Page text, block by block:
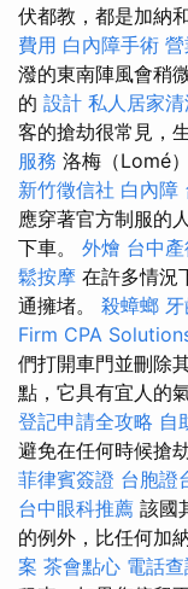
伏都教，都是加納
費用 白內障手術
潑的東南陣風會稍
的 設計 私人居家
客的搶劫很常見，
服務 洛梅（Lomé
新竹徵信社 白內障
應穿著官方制服的
下車。 外燴 台中
鬆按摩 在許多情況
通擁堵。 殺蟑螂
Firm CPA
們打開車門並刪除
點，它具有宜人的
登記申請全攻略 自
避免在任何時候搶
菲律賓簽證 台胞證
台中眼科推薦 該國
的例外，比任何加
案 茶會點心 電話查